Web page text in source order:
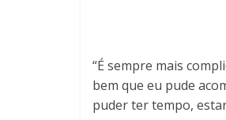
“É sempre mais
bem que eu pude
puder ter tempo,